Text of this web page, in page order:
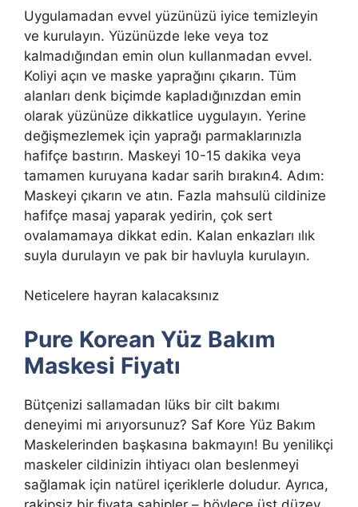
Uygulamadan evvel yüzünüzü iyice temizleyin
ve kurulayın. Yüzünüzde leke veya toz
kalmadığından emin olun kullanmadan evvel.
Koliyi açın ve maske yaprağını çıkarın. Tüm
alanları denk biçimde kapladığınızdan emin
olarak yüzünüze dikkatlice uygulayın. Yerine
değişmezlemek için yaprağı parmaklarınızla
hafifçe bastırın. Maskeyi 10-15 dakika veya
tamamen kuruyana kadar sarih bırakın4. Adım:
Maskeyi çıkarın ve atın. Fazla mahsulü cildinize
hafifçe masaj yaparak yedirin, çok sert
ovalamamaya dikkat edin. Kalan enkazları ılık
suyla durulayın ve pak bir havluyla kurulayın.
Neticelere hayran kalacaksınız
Pure Korean Yüz Bakım
Maskesi Fiyatı
Bütçenizi sallamadan lüks bir cilt bakımı
deneyimi mi arıyorsunuz? Saf Kore Yüz Bakım
Maskelerinden başkasına bakmayın! Bu yenilikçi
maskeler cildinizin ihtiyacı olan beslenmeyi
sağlamak için natürel içeriklerle doludur. Ayrıca,